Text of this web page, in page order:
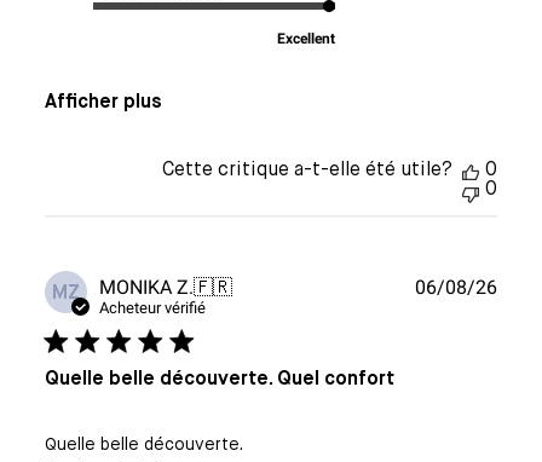
Excellent
Afficher plus
Cette critique a-t-elle été utile?
0
0
MZ MONIKA Z.🇫🇷
Acheteur vérifié
Quelle belle découverte. Quel confort
Quelle belle découverte.
Date
06/08/26